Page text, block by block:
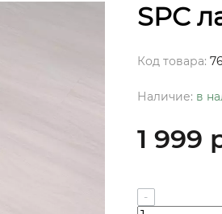
SPC
Код товара:
Наличие: в
1 999
-